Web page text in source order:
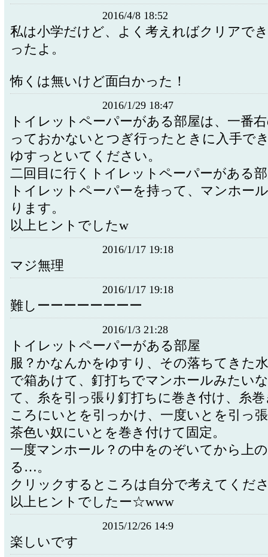
2016/4/8 18:52
私は小学だけど、よく考えればクリアで
ったよ。
怖くは無いけど面白かった！
2016/1/29 18:47
トイレットペーパーがある部屋は、一番
っておかないとつぎ行ったときに入手で
ゆすっといてください。
二回目に行くトイレットペーパーがある
トイレットペーパーを持って、マンホー
ります。
以上ヒントでしたw
2016/1/17 19:18
マジ無理
2016/1/17 19:18
難しーーーーーーーー
2016/1/3 21:28
トイレットペーパーがある部屋
服？かなんかをゆすり、その落ちてきた
で箱あけて、釘打ちでマンホールみたい
て、糸を引っ張り釘打ちに巻き付け、糸
ころにいとを引っかけ、一度いとを引っ
茶色い奴にいとを巻き付けて固定。
一度マンホール？の中をのぞいてから上
る…。
クリックするところは自分で考えてくだ
以上ヒントでしたー☆www
2015/12/26 14:9
楽しいです